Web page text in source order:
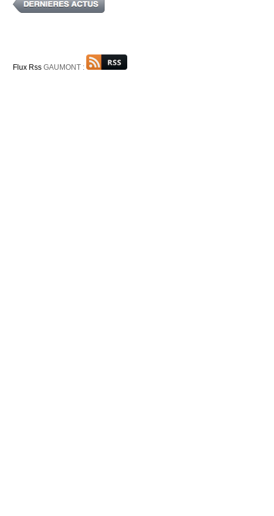
Flux Rss GAUMONT :